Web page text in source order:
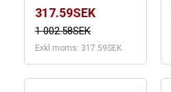
317.59SEK
1 002.58SEK
Exkl moms: 317.59SEK